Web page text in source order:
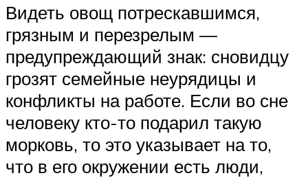
Видеть овощ потрескавшимся,
грязным и перезрелым —
предупреждающий знак: сновидцу
грозят семейные неурядицы и
конфликты на работе. Если во сне
человеку кто-то подарил такую
морковь, то это указывает на то,
что в его окружении есть люди,